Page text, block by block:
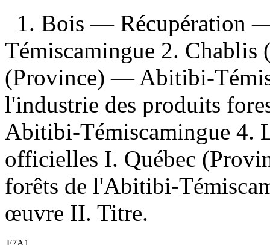
1. Bois — Récupération
Témiscamingue 2.
(Province) — Abitibi-
l'industrie des produits
Abitibi-Témiscamingue 4.
officielles I. Québec
forêts de l'Abitibi-
œuvre II. Titre.
F7A1